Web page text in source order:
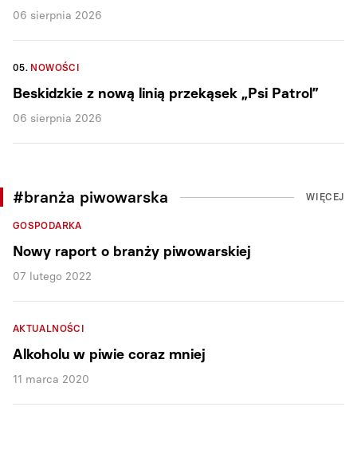
06 sierpnia 2026
05. NOWOŚCI
Beskidzkie z nową linią przekąsek „Psi Patrol”
06 sierpnia 2026
#branża piwowarska WIĘCEJ
GOSPODARKA
Nowy raport o branży piwowarskiej
07 lutego 2022
AKTUALNOŚCI
Alkoholu w piwie coraz mniej
11 marca 2020